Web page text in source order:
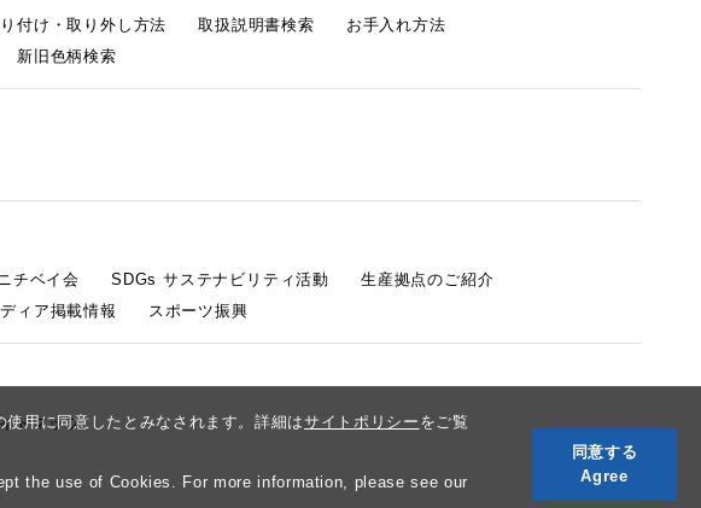
用に同意したとみなされます。詳細はサイトポリシー をご覧
the use of Cookies. For more information, please see our
同意する
Agree
付け・取り外し方法 取扱説明書検索
お手入れ方法
新旧色柄検索
チベイ会 SDGs サステナビリティ活動
生産拠点のご紹介
ィア掲載情報 スポーツ振興
トマップ